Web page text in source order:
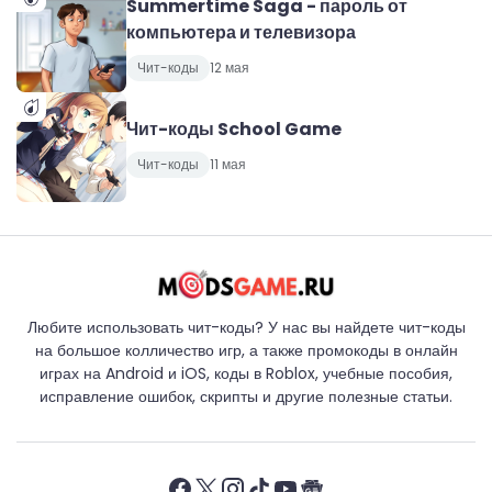
Summertime Saga - пароль от
компьютера и телевизора
Чит-коды 12 мая
Чит-коды School Game
Чит-коды 11 мая
Любите использовать чит-коды? У нас вы найдете чит-коды
на большое колличество игр, а также промокоды в онлайн
играх на Android и iOS, коды в Roblox, учебные пособия,
исправление ошибок, скрипты и другие полезные статьи.